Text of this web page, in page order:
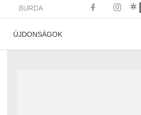
BURDA
ÚJDONSÁGOK